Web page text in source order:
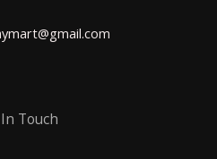
Touch